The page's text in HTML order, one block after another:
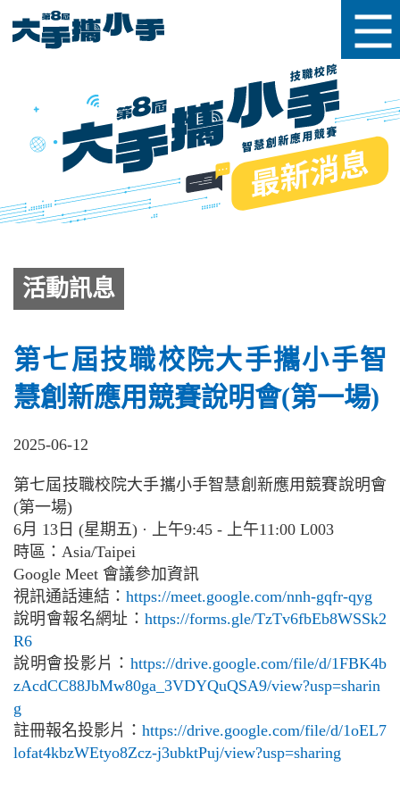
活動訊息
第七屆技職校院大手攜小手智
慧創新應用競賽說明會(第一場)
2025-06-12
第七屆技職校院大手攜小手智慧創新應用競賽說明會
(第一場)
6月 13日 (星期五) · 上午9:45 - 上午11:00 L003
時區：Asia/Taipei
Google Meet 會議參加資訊
視訊通話連結： https://meet.google.com/nnh-gqfr-qyg
說明會報名網址： https://forms.gle/TzTv6fbEb8WSSk2
R6
說明會投影片： https://drive.google.com/file/d/1FBK4b
zAcdCC88JbMw80ga_3VDYQuQSA9/view?usp=sharin
g
註冊報名投影片： https://drive.google.com/file/d/1oEL7
lofat4kbzWEtyo8Zcz-j3ubktPuj/view?usp=sharing